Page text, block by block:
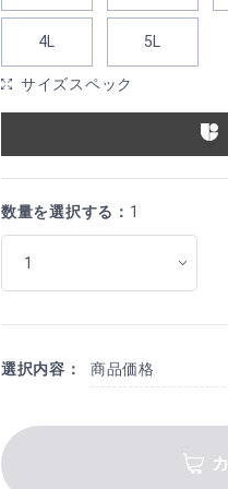
4L 5L
サイズスペック
数量を選択する： 1
選択内容： 商品価格